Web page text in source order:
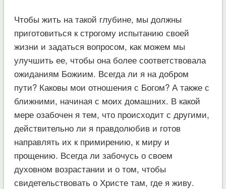
Чтобы жить на такой глубине, мы должны
приготовиться к строгому испытанию своей
жизни и задаться вопросом, как можем мы
улучшить ее, чтобы она более соответствовала
ожиданиям Божиим. Всегда ли я на добром
пути? Каковы мои отношения с Богом? А также с
ближними, начиная с моих домашних. В какой
мере озабочен я тем, что происходит с другими,
действительно ли я правдолюбив и готов
направлять их к примирению, к миру и
прощению. Всегда ли забочусь о своем
духовном возрастании и о том, чтобы
свидетельствовать о Христе там, где я живу.